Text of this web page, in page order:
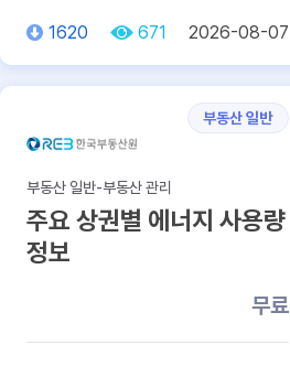
1620 671 2026-08-07
부동산 일반
부동산 일반-부동산 관리
주요 상권별 에너지 사용량
정보
무료